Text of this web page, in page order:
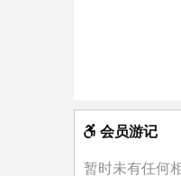
会员游记
暂时未有任何